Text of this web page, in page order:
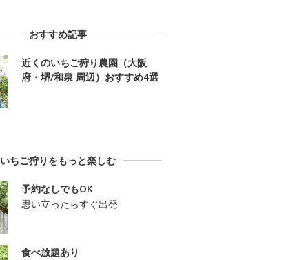
おすすめ記事
近くのいちご狩り農園（大阪
府・堺/和泉 周辺）おすすめ4選
いちご狩りをもっと楽しむ
予約なしでもOK
思い立ったらすぐ出発
食べ放題あり